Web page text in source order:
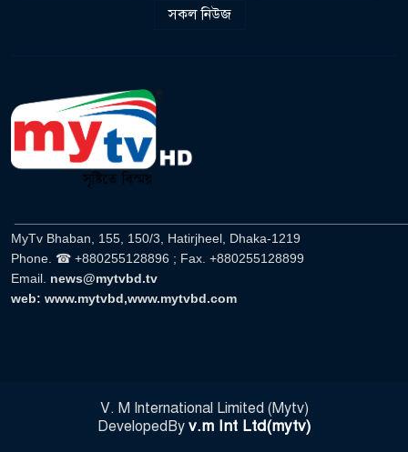
সকল নিউজ
MyTv Bhaban, 155, 150/3, Hatirjheel, Dhaka-1219
Phone. ☎ +880255128896 ; Fax. +880255128899
Email. news@mytvbd.tv
web: www.mytvbd,www.mytvbd.com
V. M International Limited (Mytv)
DevelopedBy v.m Int Ltd(mytv)